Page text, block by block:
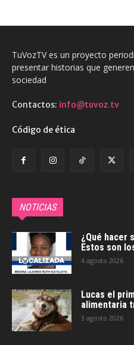
TuVozTV es un proyecto
presentar historias que
sociedad
Contactos: info@tuvoz.tv
Código de ética
NOTICIAS
¿Qué hacer
Estos son
4 agosto 2026
Lucas el
alimentaria
3 agosto 2026